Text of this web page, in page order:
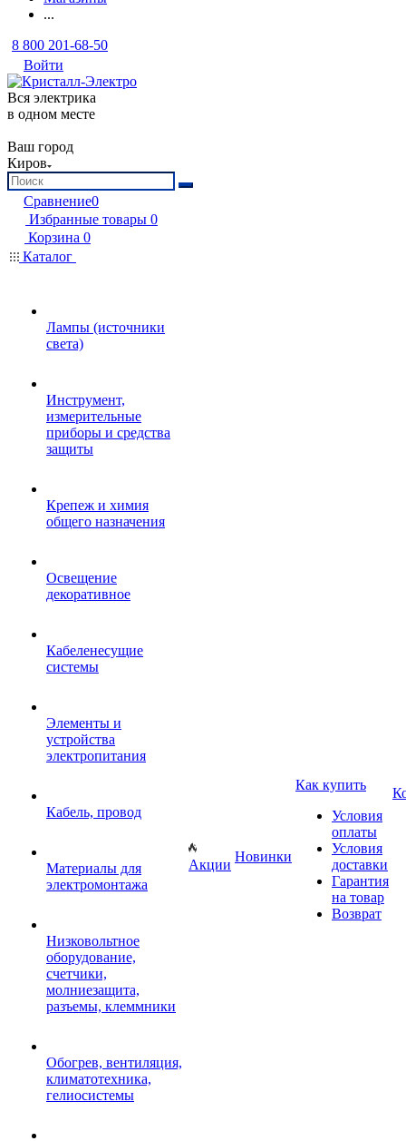
...
8 800 201-68-50
Войти
Вся электрика
в одном месте
Ваш город
Киров
Сравнение0
Избранные товары 0
Корзина 0
Каталог
Лампы (источники
света)
Инструмент,
измерительные
приборы и средства
защиты
Крепеж и химия
общего назначения
Освещение
декоративное
Кабеленесущие
системы
Элементы и
устройства
электропитания
Кабель, провод
Материалы для
электромонтажа
Низковольтное
оборудование,
счетчики,
молниезащита,
разъемы, клеммники
Обогрев, вентиляция,
климатотехника,
гелиосистемы
Акции
Новинки
Как купить
Условия
оплаты
Условия
доставки
Гарантия
на товар
Возврат